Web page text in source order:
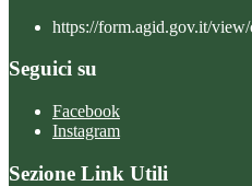
https://form.agid.gov.it/
Seguici su
Facebook
Instagram
Sezione Link Utili